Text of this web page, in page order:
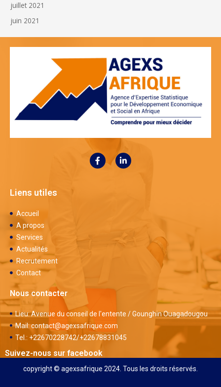
juillet 2021
juin 2021
Liens utiles
Accueil
A propos
Services
Actualités
Recrutement
Contact
Nous contacter
Lieu: Avenue du conseil de l'entente / Gounghin Ouagadougou
Mail: contact@agexsafrique.com
Tel.: +22670228742/+22678831045
Suivez-nous sur facebook
copyright © agexsafrique 2024. Tous les droits réservés.